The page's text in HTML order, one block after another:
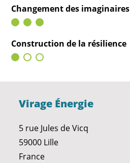
Changement des imaginaires
Construction de la résilience
Virage Énergie
5 rue Jules de Vicq
59000 Lille
France